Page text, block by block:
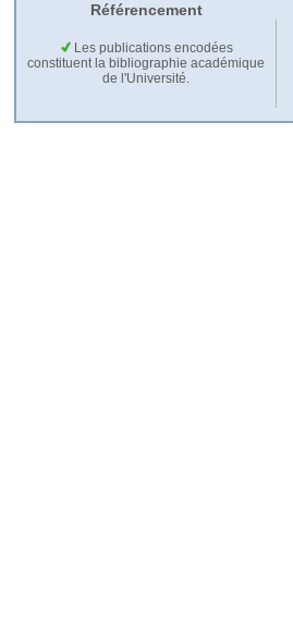
Référencement
Les publications encodées
constituent la bibliographie académique
de l'Université.